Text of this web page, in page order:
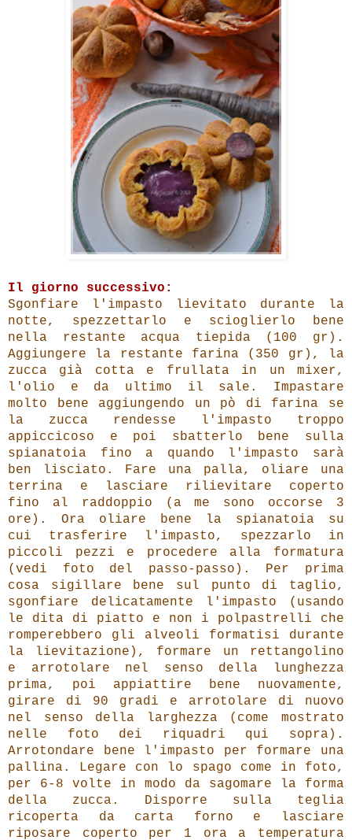
Il giorno successivo:
Sgonfiare l'impasto lievitato durante la
notte, spezzettarlo e scioglierlo bene
nella restante acqua tiepida (100 gr).
Aggiungere la restante farina (350 gr), la
zucca già cotta e frullata in un mixer,
l'olio e da ultimo il sale. Impastare
molto bene aggiungendo un pò di farina se
la zucca rendesse l'impasto troppo
appiccicoso e poi sbatterlo bene sulla
spianatoia fino a quando l'impasto sarà
ben lisciato. Fare una palla, oliare una
terrina e lasciare rilievitare coperto
fino al raddoppio (a me sono occorse 3
ore). Ora oliare bene la spianatoia su
cui trasferire l'impasto,
spezzarlo in
piccoli pezzi e procedere alla formatura
(vedi foto del passo-passo). Per prima
cosa sigillare bene sul punto di taglio,
sgonfiare delicatamente l'impasto (usando
le dita di piatto e non i polpastrelli che
romperebbero gli alveoli formatisi durante
la lievitazione), formare un rettangolino
e arrotolare nel senso della lunghezza
prima, poi appiattire bene nuovamente,
girare di 90 gradi e arrotolare di nuovo
nel senso della larghezza (come mostrato
nelle foto dei riquadri qui sopra).
Arrotondare bene l'impasto per formare una
pallina. Legare con lo spago come in foto,
per 6-8 volte in modo da sagomare la forma
della zucca. Disporre sulla teglia
ricoperta da carta forno e lasciare
riposare coperto per 1 ora a temperatura